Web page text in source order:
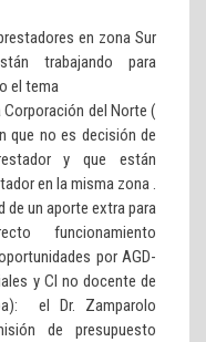
en zona Sur
trabajando para
el tema
del Norte (
que no es decisión de
y que están
en la misma zona .
de un aporte extra para
funcionamiento
por AGD-
y CI no docente de
el Dr. Zamparolo
de presupuesto